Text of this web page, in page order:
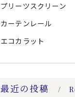
プリーツスクリーン
カーテンレール
エコカラット
最近の投稿